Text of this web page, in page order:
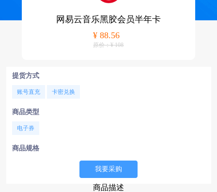
网易云音乐黑胶会员半年卡
¥ 88.56
原价：¥ 108
提货方式
账号直充 卡密兑换
商品类型
电子券
商品规格
我要采购
商品描述